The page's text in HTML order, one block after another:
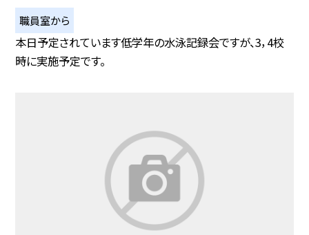
職員室から
本日予定されています低学年の水泳記録会ですが、3，4校
時に実施予定です。